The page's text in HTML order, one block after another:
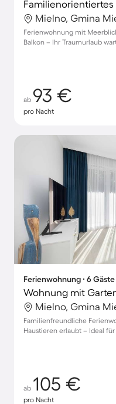
Mielno, Gmina
Ferienwohnung mit
Balkon – Ihr Traumurlaub
ab 93 €
pro Nacht
Ferienwohnung ∙ 6
Wohnung mit
Mielno, Gmina
Familienfreundliche
Haustieren erlaubt – Ideal für
ab 105 €
pro Nacht